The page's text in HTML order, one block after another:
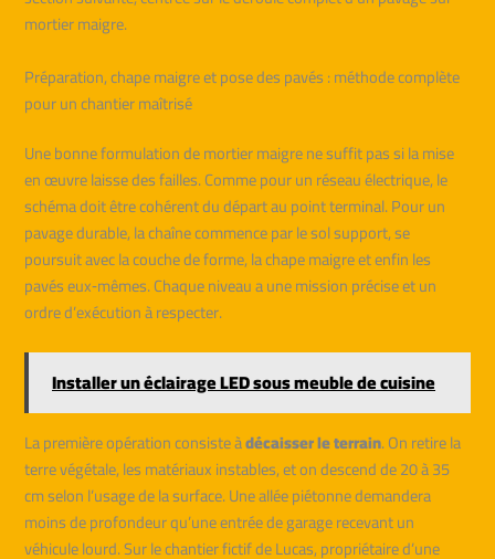
mortier maigre.
Préparation, chape maigre et pose des pavés : méthode complète
pour un chantier maîtrisé
Une bonne formulation de mortier maigre ne suffit pas si la mise
en œuvre laisse des failles. Comme pour un réseau électrique, le
schéma doit être cohérent du départ au point terminal. Pour un
pavage durable, la chaîne commence par le sol support, se
poursuit avec la couche de forme, la chape maigre et enfin les
pavés eux‑mêmes. Chaque niveau a une mission précise et un
ordre d’exécution à respecter.
Installer un éclairage LED sous meuble de cuisine
La première opération consiste àdécaisser le terrain. On retire la
terre végétale, les matériaux instables, et on descend de 20 à 35
cm selon l’usage de la surface. Une allée piétonne demandera
moins de profondeur qu’une entrée de garage recevant un
véhicule lourd. Sur le chantier fictif de Lucas, propriétaire d’une